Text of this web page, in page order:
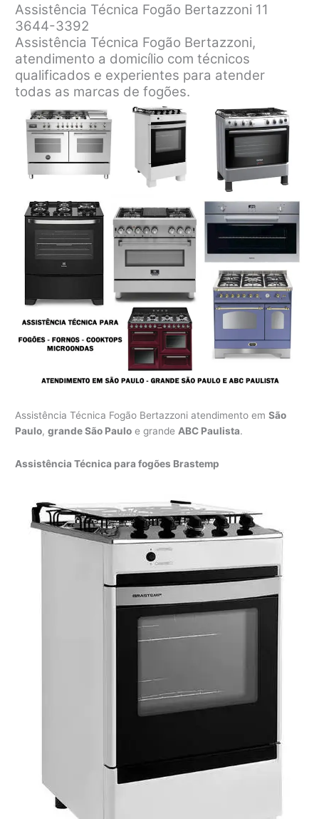
Assistência Técnica Fogão Bertazzoni 11
3644-3392
Assistência Técnica Fogão Bertazzoni,
atendimento a domicílio com técnicos
qualificados e experientes para atender
todas as marcas de fogões.
Assistência Técnica Fogão Bertazzoni atendimento emSão
Paulo,grande São Paulo e grandeABC Paulista.
Assistência Técnica para fogões Brastemp